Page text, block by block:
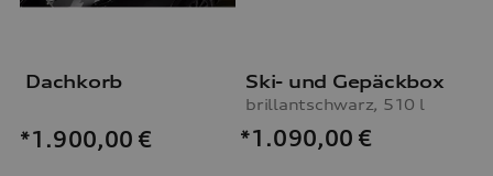
Dachkorb
*1.900,00 €
Ski- und Gepäckbox
brillantschwarz, 510 l
*1.090,00 €